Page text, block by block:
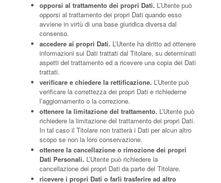
opporsi al trattamento dei propri Dati. L’Utente può
opporsi al trattamento dei propri Dati quando esso
avviene in virtù di una base giuridica diversa dal
consenso.
accedere ai propri Dati. L’Utente ha diritto ad ottenere
informazioni sui Dati trattati dal Titolare, su determinati
aspetti del trattamento ed a ricevere una copia dei Dati
trattati.
verificare e chiedere la rettificazione. L’Utente può
verificare la correttezza dei propri Dati e richiederne
l’aggiornamento o la correzione.
ottenere la limitazione del trattamento. L’Utente può
richiedere la limitazione del trattamento dei propri Dati.
In tal caso il Titolare non tratterà i Dati per alcun altro
scopo se non la loro conservazione.
ottenere la cancellazione o rimozione dei propri
Dati Personali. L’Utente può richiedere la
cancellazione dei propri Dati da parte del Titolare.
ricevere i propri Dati o farli trasferire ad altro